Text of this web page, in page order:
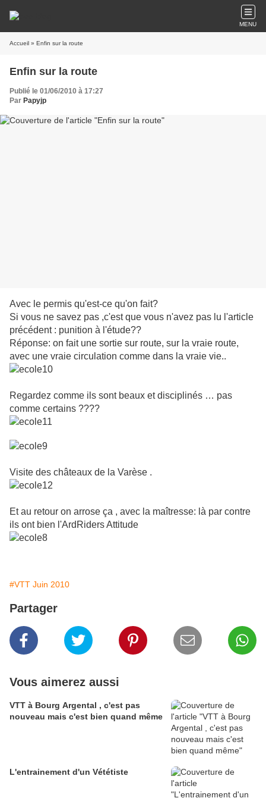
MENU
Accueil » Enfin sur la route
Enfin sur la route
Publié le 01/06/2010 à 17:27
Par Papyjp
Avec le permis qu'est-ce qu'on fait?
Si vous ne savez pas ,c'est que vous n'avez pas lu l'article
précédent : punition à l'étude??
Réponse: on fait une sortie sur route, sur la vraie route,
avec une vraie circulation comme dans la vraie vie..
Regardez comme ils sont beaux et disciplinés … pas
comme certains ????
Visite des châteaux de la Varèse .
Et au retour on arrose ça , avec la maîtresse: là par contre
ils ont bien l'ArdRiders Attitude
#VTT Juin 2010
Partager
Vous aimerez aussi
VTT à Bourg Argental , c'est pas
nouveau mais c'est bien quand même
L'entrainement d'un Vététiste